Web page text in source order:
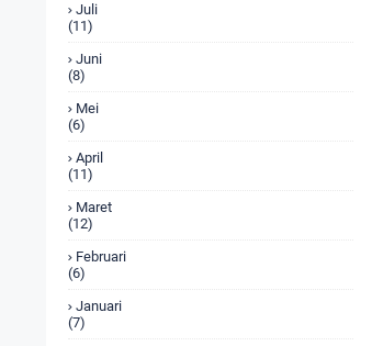
Juli
(11)
Juni
(8)
Mei
(6)
April
(11)
Maret
(12)
Februari
(6)
Januari
(7)